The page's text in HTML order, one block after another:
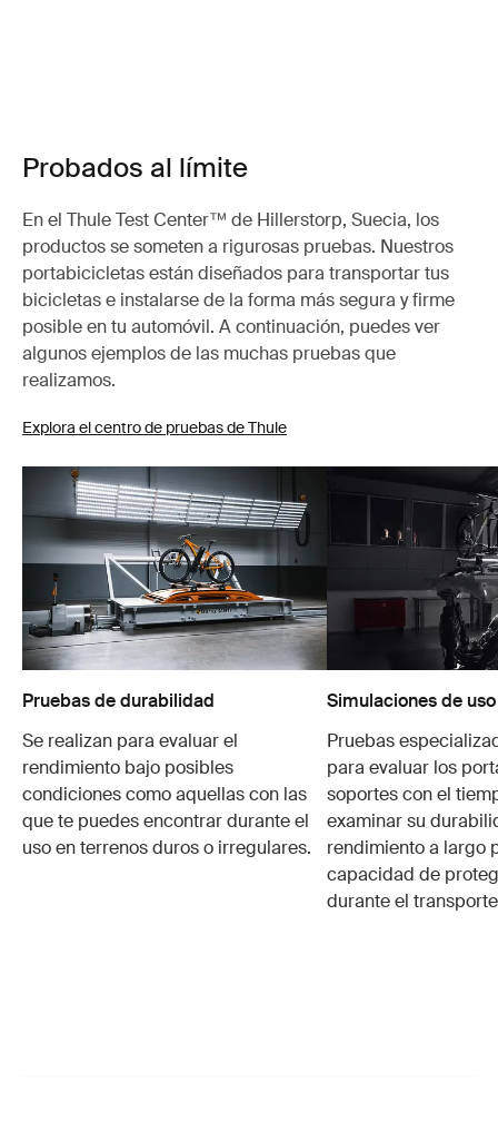
Probados al límite
En el Thule Test Center™ de Hillerstorp, Suecia, los
productos se someten a rigurosas pruebas. Nuestros
portabicicletas están diseñados para transportar tus
bicicletas e instalarse de la forma más segura y firme
posible en tu automóvil. A continuación, puedes ver
algunos ejemplos de las muchas pruebas que
realizamos.
Explora el centro de pruebas de Thule
Pruebas de durabilidad
Se realizan para evaluar el
rendimiento bajo posibles
condiciones como aquellas con las
que te puedes encontrar durante el
uso en terrenos duros o irregulares.
Simulaciones de
Pruebas
para evaluar los
soportes con el
examinar su
rendimiento a largo
capacidad de
durante el